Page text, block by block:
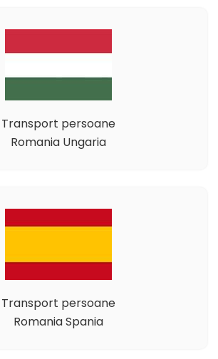
Transport persoane
Romania Ungaria
Transport persoane
Romania Spania